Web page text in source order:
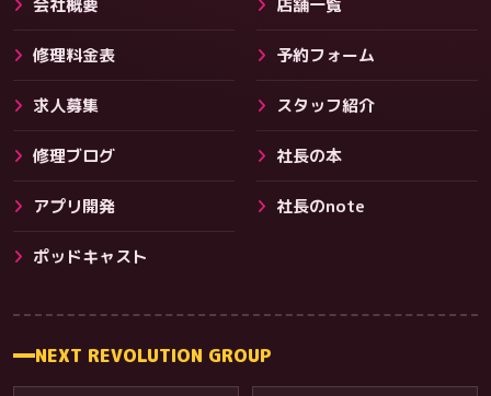
その他サービス
修理料金表 予約フォーム
求人募集 スタッフ紹介
修理ブログ 社長の本
アプリ開発 社長のnote
ポッドキャスト
NEXT REVOLUTION GROUP